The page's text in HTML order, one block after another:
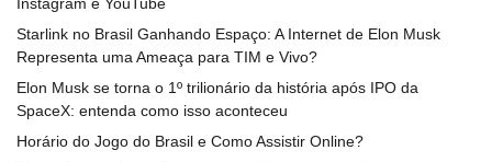
Instagram e YouTube
Starlink no Brasil Ganhando Espaço: A Internet de Elon Musk
Representa uma Ameaça para TIM e Vivo?
Elon Musk se torna o 1º trilionário da história após IPO da
SpaceX: entenda como isso aconteceu
Horário do Jogo do Brasil e Como Assistir Online?